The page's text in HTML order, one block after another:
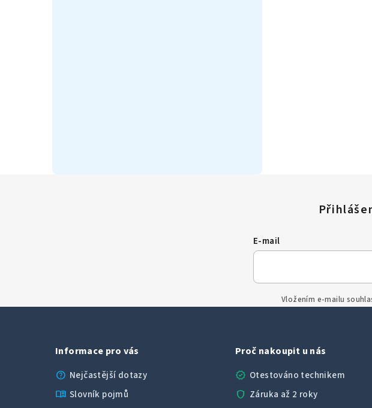
E-mail
Vložením e-mailu
Informace pro vás
help Nejčastější dotazy
menu_book Slovník pojmů
Proč nakoupit u nás
verified Otestováno technikem
shield Záruka až 2 roky